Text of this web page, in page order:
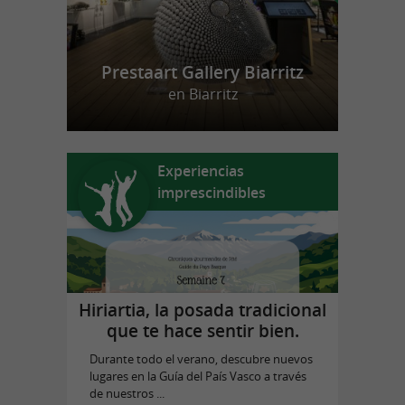
Prestaart Gallery Biarritz
en Biarritz
Experiencias
imprescindibles
Hiriartia, la posada tradicional
que te hace sentir bien.
Durante todo el verano, descubre nuevos
lugares en la Guía del País Vasco a través
de nuestros ...